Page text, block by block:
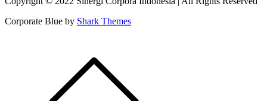
Corporate Blue by Shark Themes